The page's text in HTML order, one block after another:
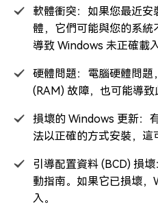
軟體衝突：如果您最近
體，它們可能與您的系統
導致 Windows 未正確載入
硬體問題：電腦硬體問題
(RAM) 故障，也可能導致
損壞的 Windows 更新：
法以正確的方式安裝，這
引導配置資料 (BCD) 損
動指南。如果它已損壞
入。